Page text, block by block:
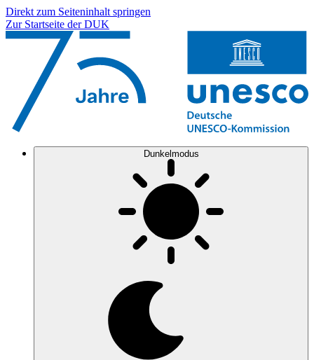
Direkt zum Seiteninhalt springen
Zur Startseite der DUK
Dunkelmodus